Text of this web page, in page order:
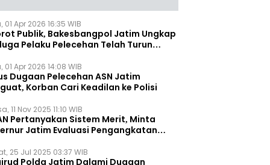
01 Apr 2026 16:35 WIB
Publik, Bakesbangpol Jatim Ungkap
Pelaku Pelecehan Telah Turun
01 Apr 2026 14:08 WIB
Dugaan Pelecehan ASN Jatim
Korban Cari Keadilan ke Polisi
11 Nov 2025 11:10 WIB
Pertanyakan Sistem Merit, Minta
Jatim Evaluasi Pengangkatan
25 Jul 2025 03:37 WIB
Polda Jatim Dalami Dugaan